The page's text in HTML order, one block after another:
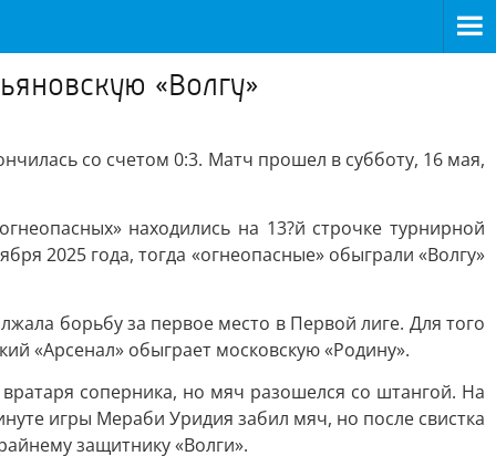
«Волгу»
со счетом 0:3. Матч прошел в субботу, 16 мая,
находились на 13?й строчке турнирной
2025 года, тогда «огнеопасные» обыграли «Волгу»
борьбу за первое место в Первой лиге. Для того
«Арсенал» обыграет московскую «Родину».
соперника, но мяч разошелся со штангой. На
игры Мераби Уридия забил мяч, но после свистка
защитнику «Волги».